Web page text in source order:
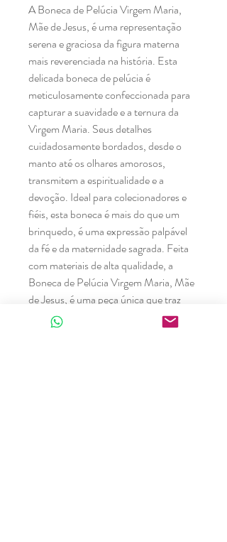
A Boneca de Pelúcia Virgem Maria,
Mãe de Jesus, é uma representação
serena e graciosa da figura materna
mais reverenciada na história. Esta
delicada boneca de pelúcia é
meticulosamente confeccionada para
capturar a suavidade e a ternura da
Virgem Maria. Seus detalhes
cuidadosamente bordados, desde o
manto até os olhares amorosos,
transmitem a espiritualidade e a
devoção. Ideal para colecionadores e
fiéis, esta boneca é mais do que um
brinquedo, é uma expressão palpável
da fé e da maternidade sagrada. Feita
com materiais de alta qualidade, a
Boneca de Pelúcia Virgem Maria, Mãe
de Jesus, é uma peça única que traz
conforto espiritual e inspiração, sendo
perfeita como decoração religiosa ou